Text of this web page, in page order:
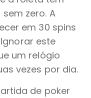
zero. A
em 30 spins
Ignorar este
um relógio
vezes por dia.
de poker